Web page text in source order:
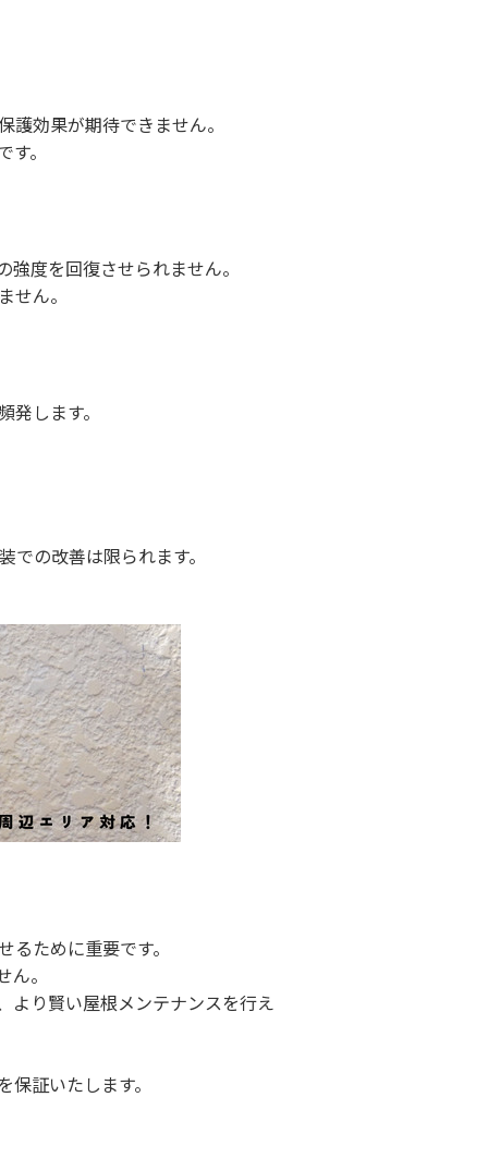
効果が期待できません。
。
度を回復させられません。
ん。
します。
の改善は限られます。
ために重要です。
。
より賢い屋根メンテナンスを行え
証いたします。